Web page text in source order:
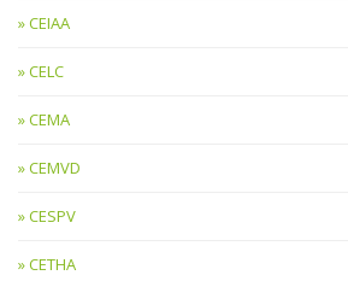
CEIAA
CELC
CEMA
CEMVD
CESPV
CETHA